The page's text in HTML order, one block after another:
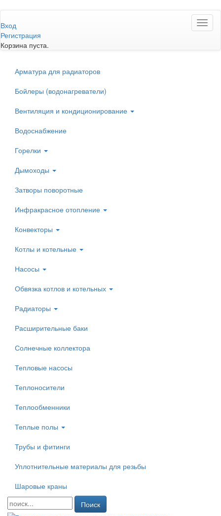
к
основному
содержанию
Вход
Регистрация
Корзина пуста.
Арматура для радиаторов
Бойлеры (водонагреватели)
Вентиляция и кондиционирование
Водоснабжение
Горелки
Дымоходы
Затворы поворотные
Инфракрасное отопление
Конвекторы
Котлы и котельные
Насосы
Обвязка котлов и котельных
Радиаторы
Расширительные баки
Солнечные коллектора
Тепловые насосы
Теплоносители
Теплообменники
Теплые полы
Трубы и фитинги
Уплотнительные материалы для резьбы
Шаровые краны
Поиск